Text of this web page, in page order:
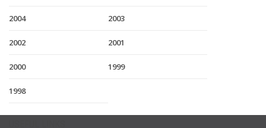
2004 2003
2002 2001
2000 1999
1998